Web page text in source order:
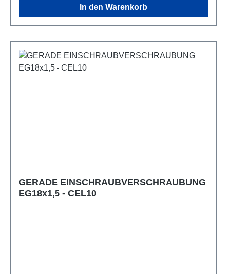
In den Warenkorb
GERADE EINSCHRAUBVERSCHRAUBUNG
EG18x1,5 - CEL10